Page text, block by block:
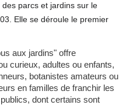
parcs et jardins sur le
Elle se déroule le premier
aux jardins" offre
curieux, adultes ou enfants,
botanistes amateurs ou
en familles de franchir les
dont certains sont